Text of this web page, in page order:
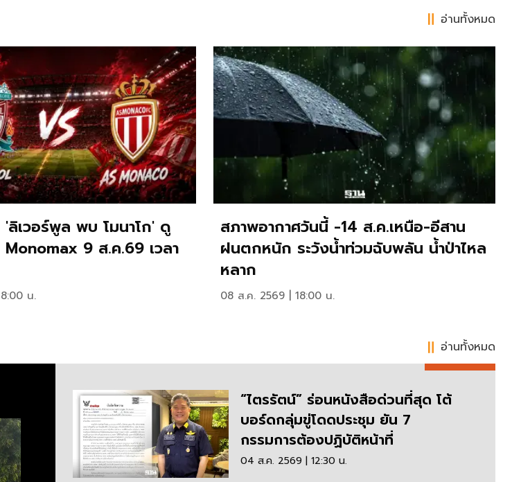
อ่านทั้งหมด
เวอร์พูล พบ โมนาโก' ดู
9 ส.ค.69 เวลา
น.
สภาพอากาศวันนี้ -14 ส.ค.เหนือ-อีสาน
ฝนตกหนัก ระวังน้ำท่วมฉับพลัน น้ำป่าไหล
หลาก
08 ส.ค. 2569 | 18:00 น.
อ่านทั้งหมด
“ไตรรัตน์” ร่อนหนังสือด่วนที่สุด โต้
บอร์ดกลุ่มขู่โดดประชุม ยัน 7
กรรมการต้องปฏิบัติหน้าที่
04 ส.ค. 2569 | 12:30 น.